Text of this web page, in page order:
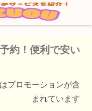
約！便利で安い
プロモーションが含
まれています